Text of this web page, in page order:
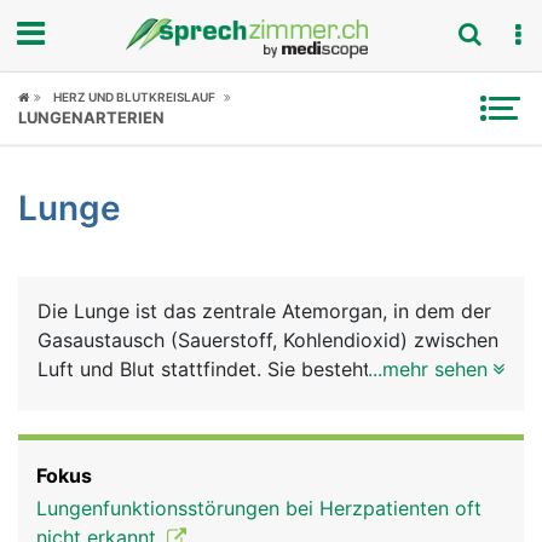
Fokus
Symptome
News
Rubriken
HERZ UND BLUTKREISLAUF
LUNGENARTERIEN
Lunge
Die Lunge ist das zentrale Atemorgan, in dem der
Gasaustausch (Sauerstoff, Kohlendioxid) zwischen
Luft und Blut stattfindet. Sie besteht aus einem
der Speiseröhre und verschiedene Nerven in der
Brusthöhle liegen. Geschützt werden die
...mehr sehen
Fokus
Lungenfunktionsstörungen bei Herzpatienten oft
nicht erkannt